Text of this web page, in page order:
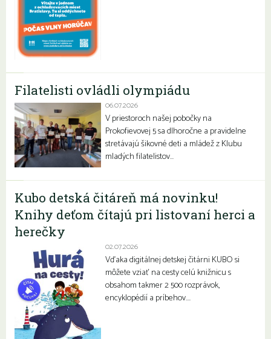
Filatelisti ovládli olympiádu
06.07.2026
V priestoroch našej pobočky na
Prokofievovej 5 sa dlhoročne a pravidelne
stretávajú šikovné deti a mládež z Klubu
mladých filatelistov…
Kubo detská čitáreň má novinku!
Knihy deťom čítajú pri listovaní herci a
herečky
02.07.2026
Vďaka digitálnej detskej čitárni KUBO si
môžete vziať na cesty celú knižnicu s
obsahom takmer 2 500 rozprávok,
encyklopédií a príbehov….